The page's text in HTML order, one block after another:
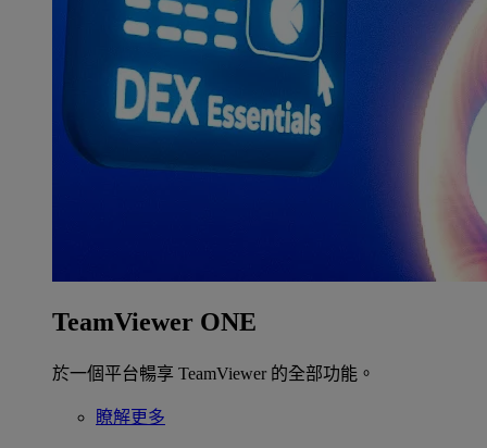
TeamViewer ONE
於一個平台暢享 TeamViewer 的全部功能。
瞭解更多